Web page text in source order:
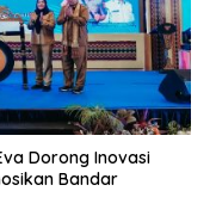
Dorong Inovasi
Bandar